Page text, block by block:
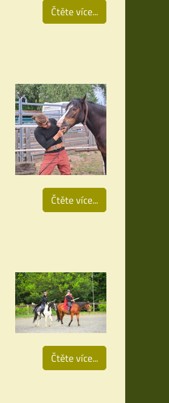
Čtěte více...
Čtěte více...
Čtěte více...